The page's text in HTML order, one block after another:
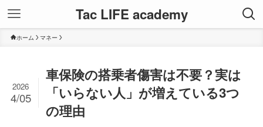
Tac LIFE academy
ホーム マネー
車保険の搭乗者傷害は不要？実は
「いらない人」が増えている3つ
の理由
2026
4/05